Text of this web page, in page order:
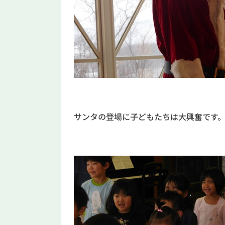
サンタの登場に子どもたちは大興奮です。